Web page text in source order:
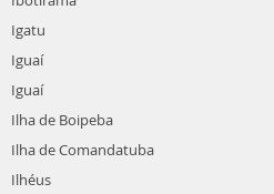
Igatu
Iguaí
Iguaí
Ilha de Boipeba
Ilha de Comandatuba
Ilhéus